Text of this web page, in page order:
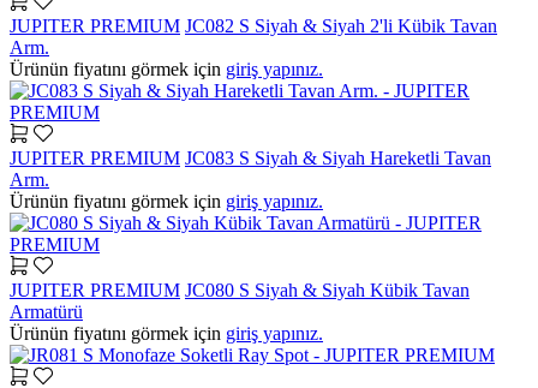
JUPITER PREMIUM JC082 S Siyah & Siyah 2'li Kübik Tavan
Arm.
Ürünün fiyatını görmek için giriş yapınız.
JUPITER PREMIUM JC083 S Siyah & Siyah Hareketli Tavan
Arm.
Ürünün fiyatını görmek için giriş yapınız.
JUPITER PREMIUM JC080 S Siyah & Siyah Kübik Tavan
Armatürü
Ürünün fiyatını görmek için giriş yapınız.